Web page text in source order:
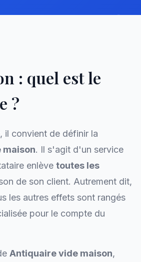
: quel est le
?
il convient de définir la
maison. Il s'agit d'un service
enlève toutes les
de son client. Autrement dit,
les autres effets sont rangés
pour le compte du
Antiquaire vide maison,